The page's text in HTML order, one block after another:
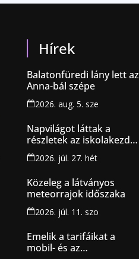
Hírek
Balatonfüredi lány lett az
Anna-bál szépe
2026. aug. 5. sze
Napvilágot láttak a
részletek az iskolakezdési
támogatásról
2026. júl. 27. hét
Közeleg a látványos
meteorrajok időszaka
2026. júl. 11. szo
Emelik a tarifáikat a
mobil- és az